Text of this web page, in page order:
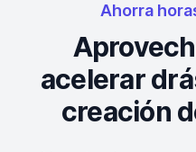
Ahorra
acelerar
creación